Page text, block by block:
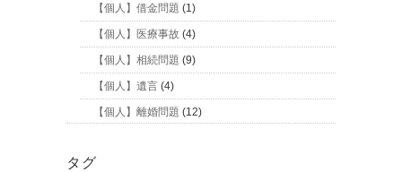
【個人】借金問題 (1)
【個人】医療事故 (4)
【個人】相続問題 (9)
【個人】遺言 (4)
【個人】離婚問題 (12)
タグ